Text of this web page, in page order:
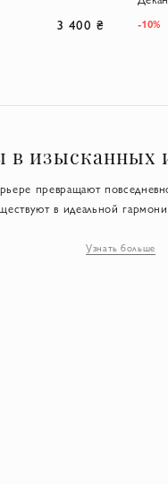
3 400 ₴ -10%
в изысканных
превращают
в идеальной
Размещенные наУзнать больше